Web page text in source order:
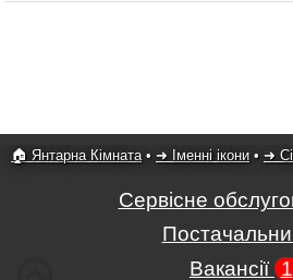
🏠 Янтарна Кімната• ➜ Іменні ікони • ➜
Сервісне
Вакансії 1